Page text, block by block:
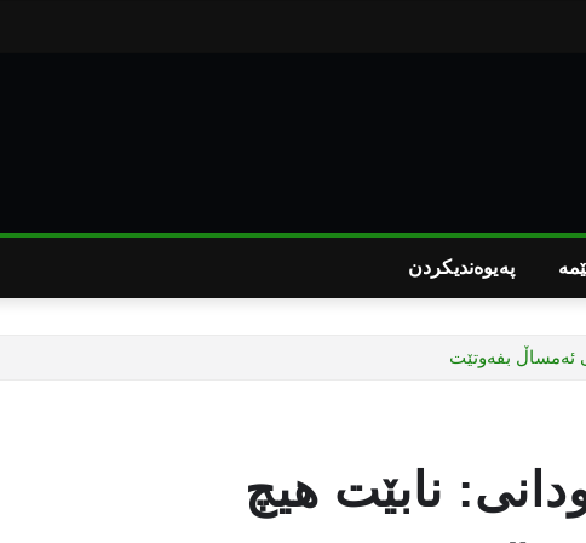
پەیوەندیکردن
ئەمساڵ بفەوتێت
نابێت هیچ